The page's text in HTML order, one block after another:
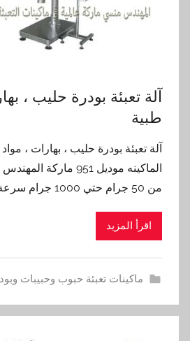
آلة تعبئة بودرة حليب ،
طبية
آلة تعبئة بودرة حليب ، بهارات ،
الماكينه موديل 951
من 50 جرام حتي 1000 جرام سرعة
اقرأ المزيد
ماكينات تعبئة حبوب وحبيبات